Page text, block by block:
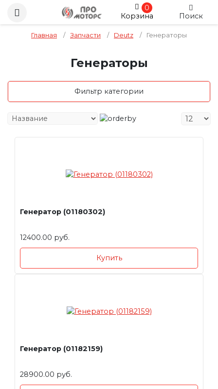
0
Корзина
Поиск
Главная / Запчасти / Deutz / Генераторы
Генераторы
Фильтр категории
Генератор (01180302)
12400.00 руб.
Купить
Генератор (01182159)
28900.00 руб.